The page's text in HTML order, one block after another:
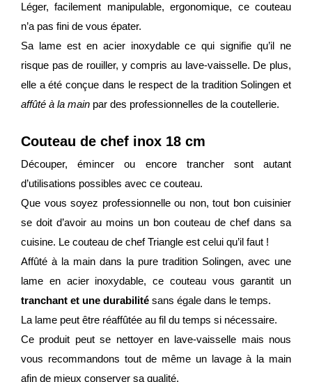
Léger, facilement manipulable, ergonomique, ce couteau
n’a pas fini de vous épater.
Sa lame est en acier inoxydable ce qui signifie qu’il ne
risque pas de rouiller, y compris au lave-vaisselle. De plus,
elle a été conçue dans le respect de la tradition Solingen et
affûté à la main par des professionnelles de la coutellerie.
Couteau de chef inox 18 cm
Découper, émincer ou encore trancher sont autant
d’utilisations possibles avec ce couteau.
Que vous soyez professionnelle ou non, tout bon cuisinier
se doit d’avoir au moins un bon couteau de chef dans sa
cuisine. Le couteau de chef Triangle est celui qu’il faut !
Affûté à la main dans la pure tradition Solingen, avec une
lame en acier inoxydable, ce couteau vous garantit un
tranchant et une durabilité sans égale dans le temps.
La lame peut être réaffûtée au fil du temps si nécessaire.
Ce produit peut se nettoyer en lave-vaisselle mais nous
vous recommandons tout de même un lavage à la main
afin de mieux conserver sa qualité.